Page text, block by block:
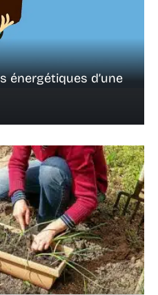
énergétiques d’une